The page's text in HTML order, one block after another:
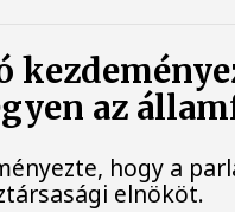
az
hogy a
elnököt.